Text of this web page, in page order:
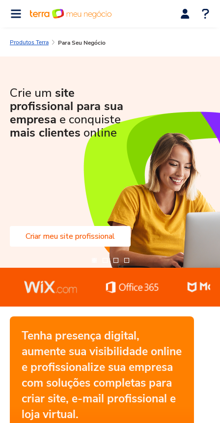
Produtos Terra Para Seu Negócio
Crie um site
profissional para sua
empresa e conquiste
mais clientes online
Criar meu site profissional
Tenha presença digital,
aumente sua visibilidade online
e profissionalize sua empresa
com soluções completas para
criar site, e-mail profissional e
loja virtual.